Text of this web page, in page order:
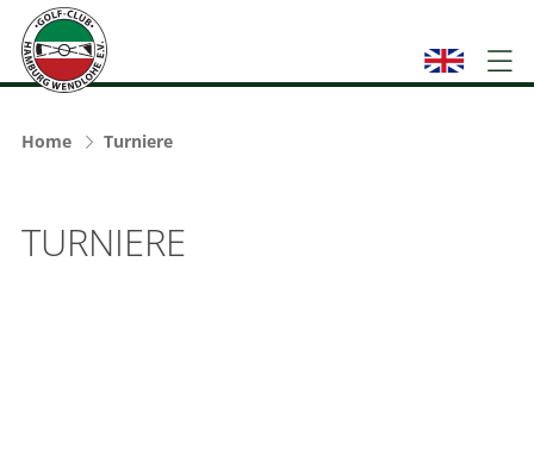
Home Turniere
TURNIERE